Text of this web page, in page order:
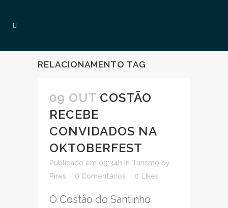
RELACIONAMENTO TAG
09 OUT COSTÃO
RECEBE
CONVIDADOS NA
OKTOBERFEST
Publicado em 09:34h in Turismo by
Pires
0 Comentários 0 Likes
O Costão do Santinho